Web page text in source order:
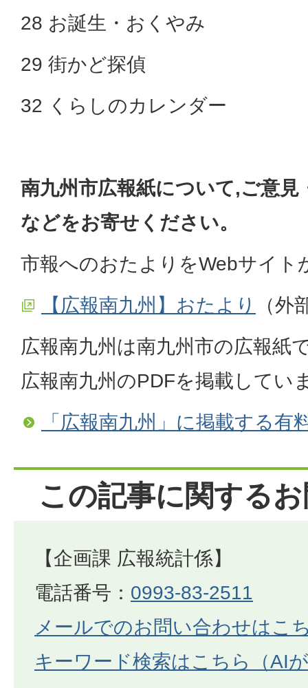
28 お誕生・おくやみ
29 街かど探偵
32 くらしのカレンダー
南九州市広報紙について,ご意見
などをお寄せください。
市報へのおたよりをWebサイト
【広報南九州】おたより
（外
広報南九州は南九州市の広報紙
広報南九州のPDFを掲載してい
「広報南九州」に掲載する有
この記事に関する
【企画課 広報統計係】
電話番号： 0993-83-2511
メールでのお問い合わせはこ
キーワード検索はこちら（AI